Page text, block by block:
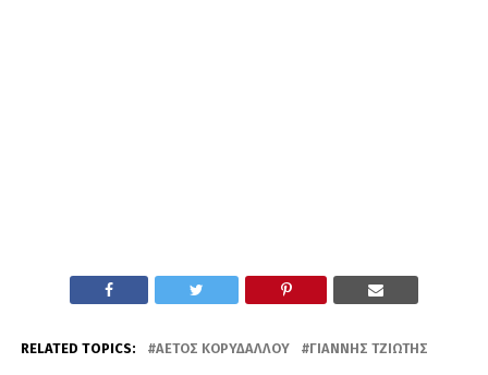
RELATED TOPICS: ΑΕΤΌΣ ΚΟΡΥΔΑΛΛΟΎ ΓΙΆΝΝΗΣ ΤΖΙΏΤΗΣ